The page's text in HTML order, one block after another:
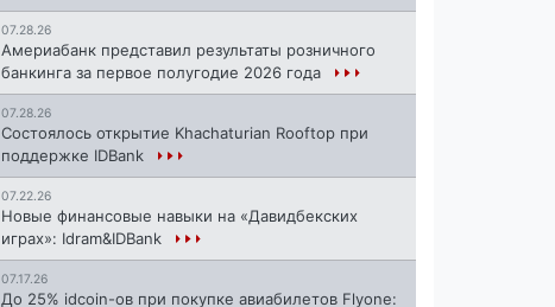
07.28.26
Америабанк представил результаты розничного
банкинга за первое полугодие 2026 года
07.28.26
Состоялось открытие Khachaturian Rooftop при
поддержке IDBank
07.22.26
Новые финансовые навыки на «Давидбекских
играх»: Idram&IDBank
07.17.26
До 25% idcoin-ов при покупке авиабилетов Flyone: